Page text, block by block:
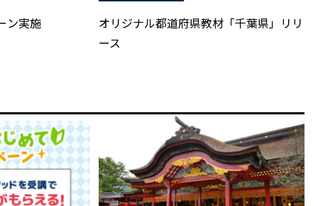
ン実施
オリジナル都道府県教材「千葉県」リリ
ース